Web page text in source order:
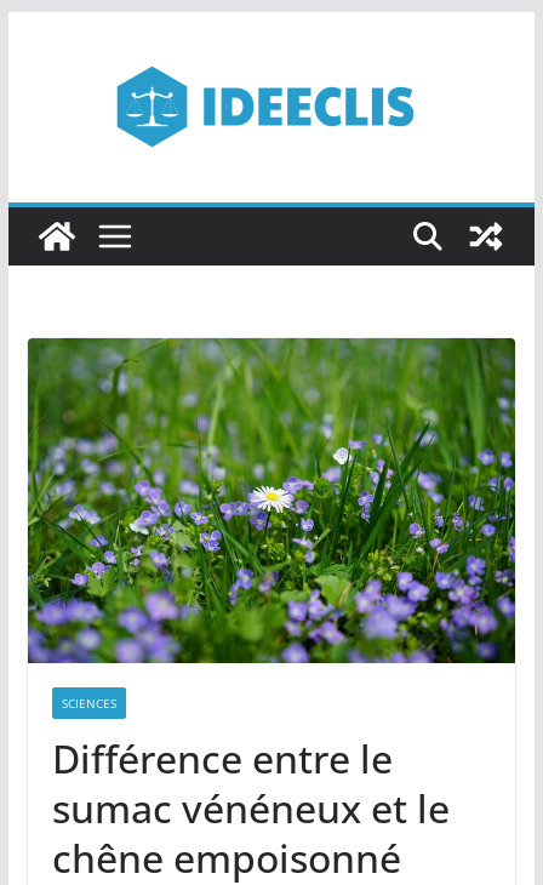
SCIENCES
Différence entre le
sumac vénéneux et le
chêne empoisonné